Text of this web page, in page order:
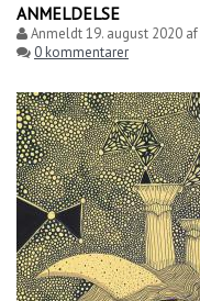
ANMELDELSE
Anmeldt19. august 2020 af
0 kommentarer